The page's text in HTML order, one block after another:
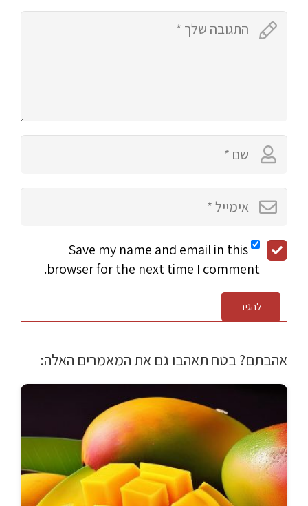
Save my name and email in this
browser for the next time I comment.
להגיב
אהבתם? בטח תאהבו גם את המאמרים האלה: